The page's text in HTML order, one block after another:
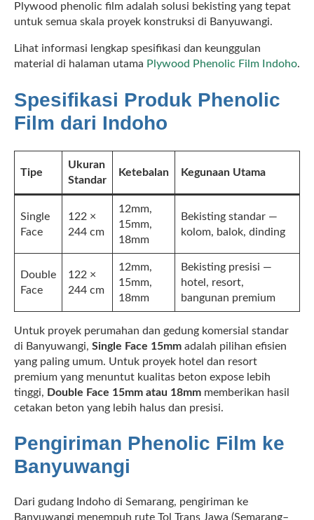
Plywood phenolic film adalah solusi bekisting yang tepat
untuk semua skala proyek konstruksi di Banyuwangi.
Lihat informasi lengkap spesifikasi dan keunggulan
material di halaman utama Plywood Phenolic Film Indoho.
Spesifikasi Produk Phenolic
Film dari Indoho
Tipe
Ukuran
Standar
Ketebalan Kegunaan Utama
Single
Face
122 ×
244 cm
12mm,
15mm,
18mm
Bekisting standar —
kolom, balok, dinding
Double
Face
122 ×
244 cm
12mm,
15mm,
18mm
Bekisting presisi —
hotel, resort,
bangunan premium
Untuk proyek perumahan dan gedung komersial standar
di Banyuwangi, Single Face 15mm adalah pilihan efisien
yang paling umum. Untuk proyek hotel dan resort
premium yang menuntut kualitas beton expose lebih
tinggi, Double Face 15mm atau 18mm memberikan hasil
cetakan beton yang lebih halus dan presisi.
Pengiriman Phenolic Film ke
Banyuwangi
Dari gudang Indoho di Semarang, pengiriman ke
Banyuwangi menempuh rute Tol Trans Jawa (Semarang–